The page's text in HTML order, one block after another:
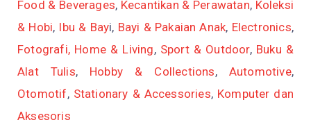
Food & Beverages, Kecantikan & Perawatan, Koleksi
& Hobi, Ibu & Bayi, Bayi & Pakaian Anak, Electronics,
Fotografi, Home & Living, Sport & Outdoor, Buku &
Alat Tulis, Hobby & Collections, Automotive,
Otomotif, Stationary & Accessories, Komputer dan
Aksesoris